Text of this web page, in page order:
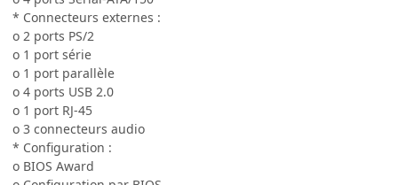
* Connecteurs externes :
o 2 ports PS/2
o 1 port série
o 1 port parallèle
o 4 ports USB 2.0
o 1 port RJ-45
o 3 connecteurs audio
* Configuration :
o BIOS Award